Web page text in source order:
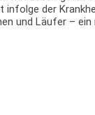
der
und Läufer – ein